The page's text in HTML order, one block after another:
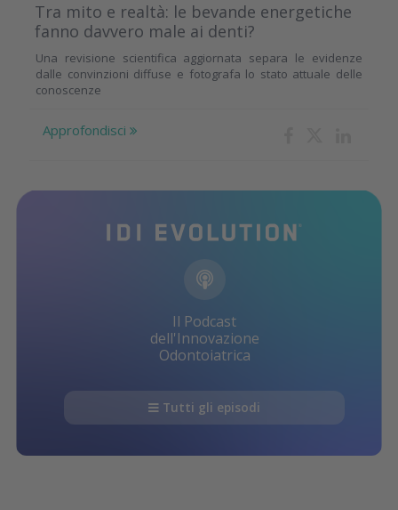
Tra mito e realtà: le bevande energetiche
fanno davvero male ai denti?
Una revisione scientifica aggiornata separa le evidenze
dalle convinzioni diffuse e fotografa lo stato attuale delle
conoscenze
Approfondisci
Il Podcast
dell'Innovazione
Odontoiatrica
Tutti gli episodi